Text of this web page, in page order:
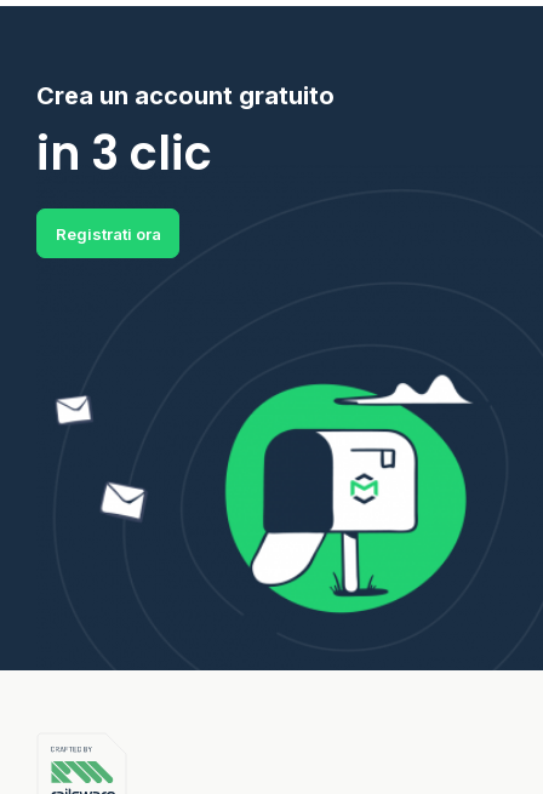
Crea un account gratuito
in 3 clic
Registrati ora